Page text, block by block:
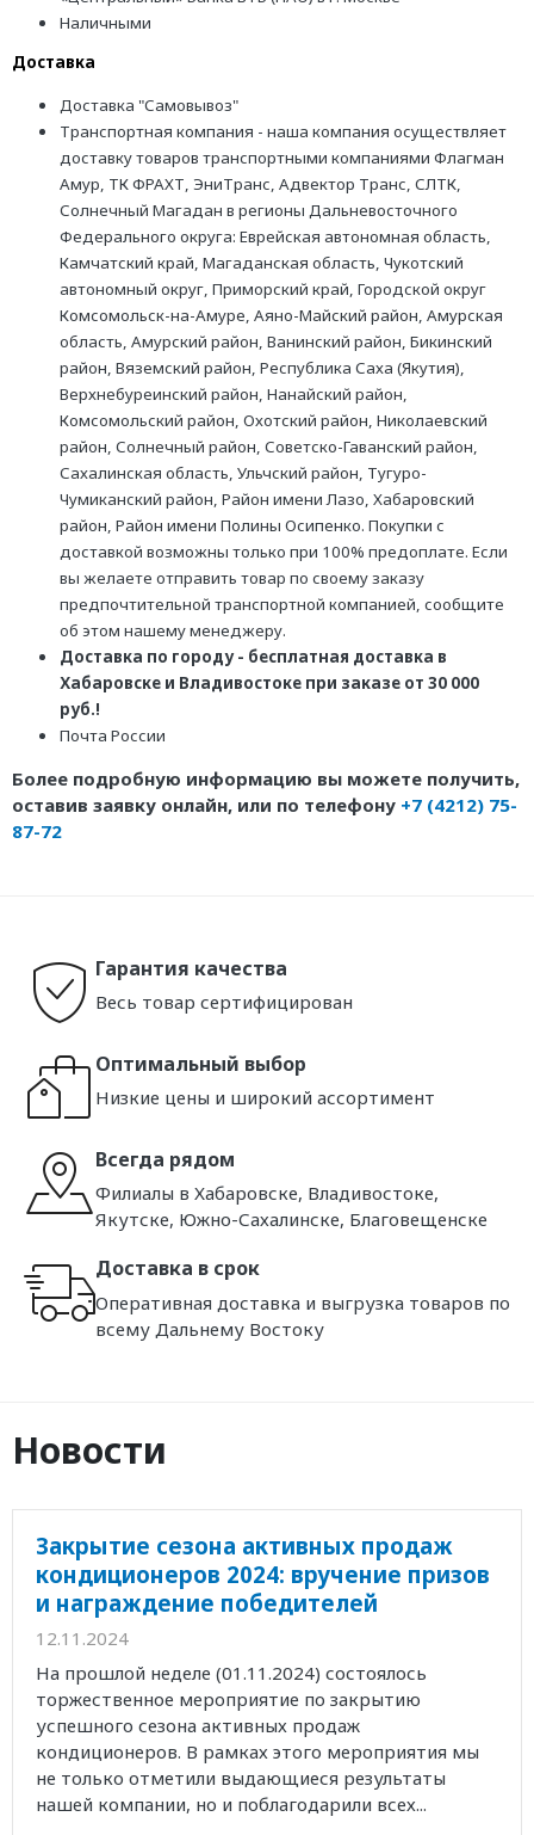
Наличными
Доставка
Доставка "Самовывоз"
Транспортная компания - наша компания осуществляет
доставку товаров транспортными компаниями Флагман
Амур, ТК ФРАХТ, ЭниТранс, Адвектор Транс, СЛТК,
Солнечный Магадан в регионы Дальневосточного
Федерального округа: Еврейская автономная область,
Камчатский край, Магаданская область, Чукотский
автономный округ, Приморский край, Городской округ
Комсомольск-на-Амуре, Аяно-Майский район, Амурская
область, Амурский район, Ванинский район, Бикинский
район, Вяземский район, Республика Саха (Якутия),
Верхнебуреинский район, Нанайский район,
Комсомольский район, Охотский район, Николаевский
район, Солнечный район, Советско-Гаванский район,
Сахалинская область, Ульчский район, Тугуро-
Чумиканский район, Район имени Лазо, Хабаровский
район, Район имени Полины Осипенко. Покупки с
доставкой возможны только при 100% предоплате. Если
вы желаете отправить товар по своему заказу
предпочтительной транспортной компанией, сообщите
об этом нашему менеджеру.
Доставка по городу - бесплатная доставка в
Хабаровске и Владивостоке при заказе от 30 000
руб.!
Почта России
Более подробную информацию вы можете получить,
оставив заявку онлайн, или по телефону +7 (4212) 75-
87-72
Гарантия качества
Весь товар сертифицирован
Оптимальный выбор
Низкие цены и широкий ассортимент
Всегда рядом
Филиалы в Хабаровске, Владивостоке,
Якутске, Южно-Сахалинске, Благовещенске
Доставка в срок
Оперативная доставка и выгрузка товаров по
всему Дальнему Востоку
Новости
Закрытие сезона активных продаж
кондиционеров 2024: вручение призов
и награждение победителей
12.11.2024
На прошлой неделе (01.11.2024) состоялось
торжественное мероприятие по закрытию
успешного сезона активных продаж
кондиционеров. В рамках этого мероприятия мы
не только отметили выдающиеся результаты
нашей компании, но и поблагодарили всех...